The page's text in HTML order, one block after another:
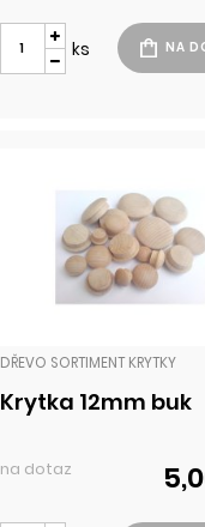
ks
DŘEVO SORTIMENT KRYTKY
Krytka 12mm buk
na dotaz